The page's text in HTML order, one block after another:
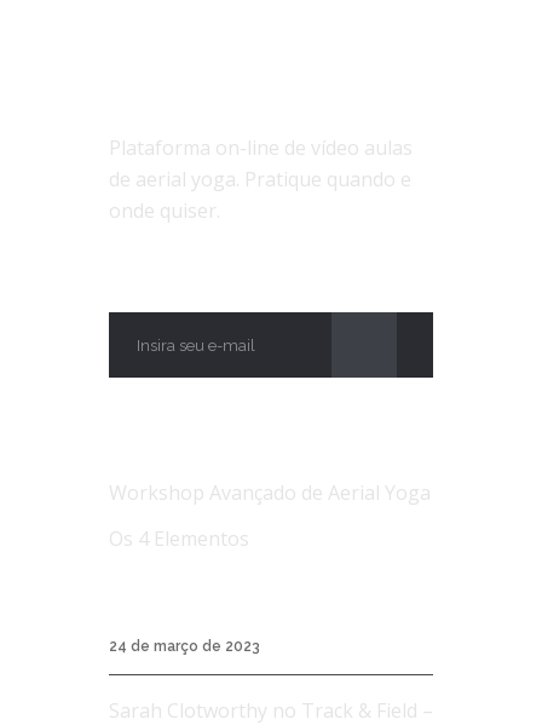
Plataforma on-line de vídeo aulas
de aerial yoga. Pratique quando e
onde quiser.
Workshop Avançado de Aerial Yoga
Os 4 Elementos
24 de março de 2023
Sarah Clotworthy no Track & Field –